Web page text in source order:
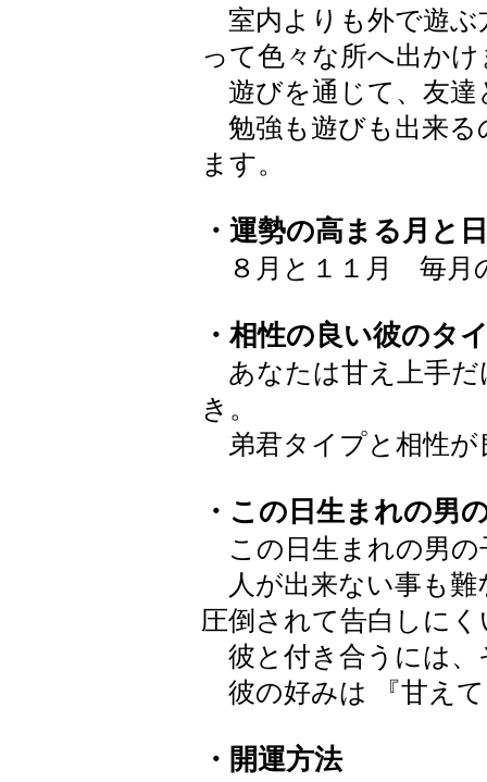
室内よりも外で遊ぶ
って色々な所へ出か
遊びを通じて、友達
勉強も遊びも出来る
ます。
・運勢の高まる月と
８月と１１月 毎月
・相性の良い彼のタ
あなたは甘え上手だ
き。
弟君タイプと相性が
・この日生まれの男
この日生まれの男の
人が出来ない事も難
圧倒されて告白しに
彼と付き合うには、
彼の好みは 『甘え
・開運方法